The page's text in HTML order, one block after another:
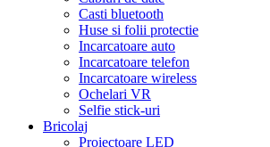
Casti bluetooth
Huse si folii protectie
Incarcatoare auto
Incarcatoare telefon
Incarcatoare wireless
Ochelari VR
Selfie stick-uri
Bricolaj
Proiectoare LED